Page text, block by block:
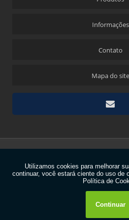
Informações
Contato
Mapa do site
W3C
W3C